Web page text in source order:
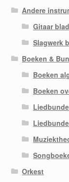
Andere
Gitaar
Slagwerk
Boeken &
Boeken
Boeken
Orkest